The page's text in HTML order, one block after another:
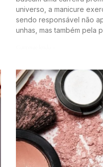
universo, a manicure
sendo responsável não
unhas, mas também pela